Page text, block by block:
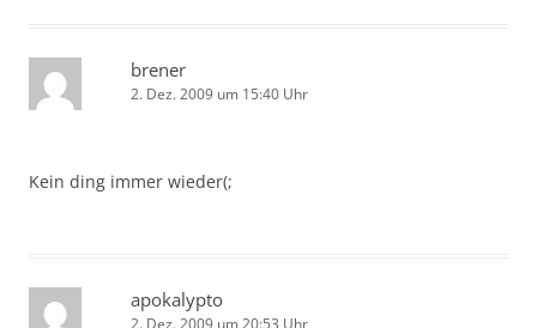
brener
2. Dez. 2009 um 15:40 Uhr
Kein ding immer wieder(;
apokalypto
2. Dez. 2009 um 20:53 Uhr